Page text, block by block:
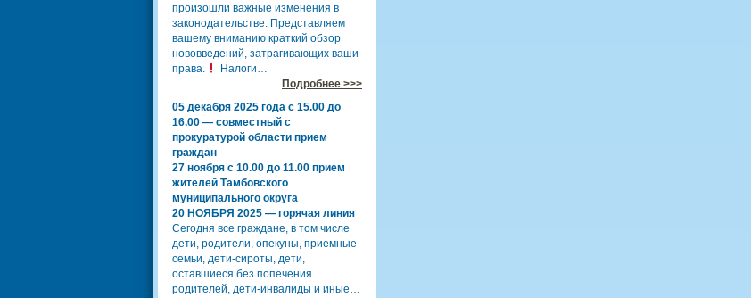
произошли важные изменения в
законодательстве. Представляем
вашему вниманию краткий обзор
нововведений, затрагивающих ваши
права.
Налоги…
Подробнее >>>
05 декабря 2025 года с 15.00 до
16.00 — совместный с
прокуратурой области прием
граждан
27 ноября с 10.00 до 11.00 прием
жителей Тамбовского
муниципального округа
20 НОЯБРЯ 2025 — горячая линия
Сегодня все граждане, в том числе
дети, родители, опекуны, приемные
семьи, дети-сироты, дети,
оставшиеся без попечения
родителей, дети-инвалиды и иные…